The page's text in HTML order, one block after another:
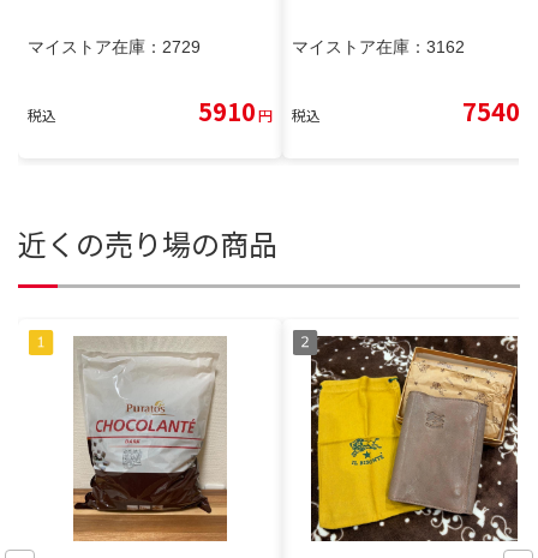
マイストア在庫： 2729
税込 5910円
マイストア在庫： 3162
税込 7540
近くの売り場の商品